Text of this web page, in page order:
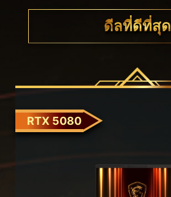
ดีลที่ดีที่สุด
RTX 5080